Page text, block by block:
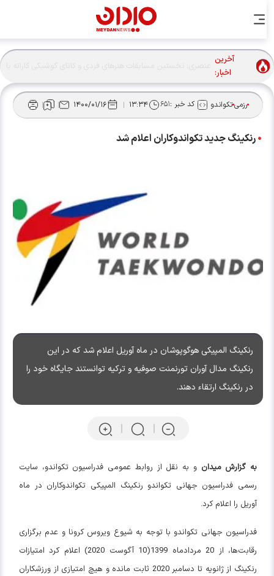
آخرین
اخبار:
رزمیتکواندو کد خبر :۶۵۱ ۱۳:۳۴ ۱۴۰۰/۰۱/۱۶
رنکینگ جدید تکواندوکاران اعلام شد
رنکینگ المپیکی هوگوپوشان در ماه آوریل اعلام شد که در این
رنکینگ مدال آوران تورنمنت صوفیه و ترکیه توانستند جایگاه خود را
در رنکینگ ارتقاء دهند.
به گزارش میدانو به نقل از روابط عمومی فدراسیون تکواندو، سایت
رسمی فدراسیون جهانی تکواندو رنکینگ المپیکی تکواندوکاران در ماه
آوریل را اعلام کرد.
فدراسیون جهانی تکواندو با توجه به شیوع ویروس کرونا و عدم برگزاری
رقابت‌ها، از 20 مردادماه 1399(10 آگوست 2020) اعلام کرد امتیازات
رنکینگ از ژانویه تا دسامبر 2020 ثابت مانده و هیچ امتیازی از ورزشکاران